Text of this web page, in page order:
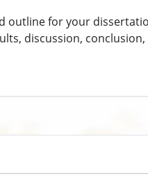
outline for your
discussion,